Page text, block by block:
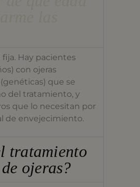
Hay pacientes
con ojeras
que se
del tratamiento, y
que lo necesitan por
de envejecimiento.
tratamiento
ojeras?